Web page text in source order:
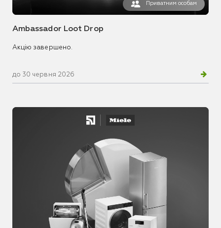
Приватним особам
Ambassador Loot Drop
Акцію завершено.
до 30 червня 2026